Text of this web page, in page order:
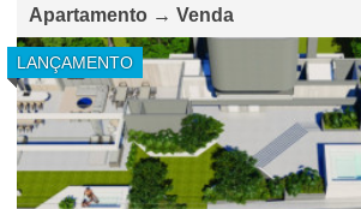
Apartamento → Venda
LANÇAMENTO